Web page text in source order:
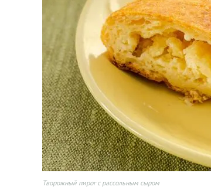
Творожный пирог с рассольным сыром